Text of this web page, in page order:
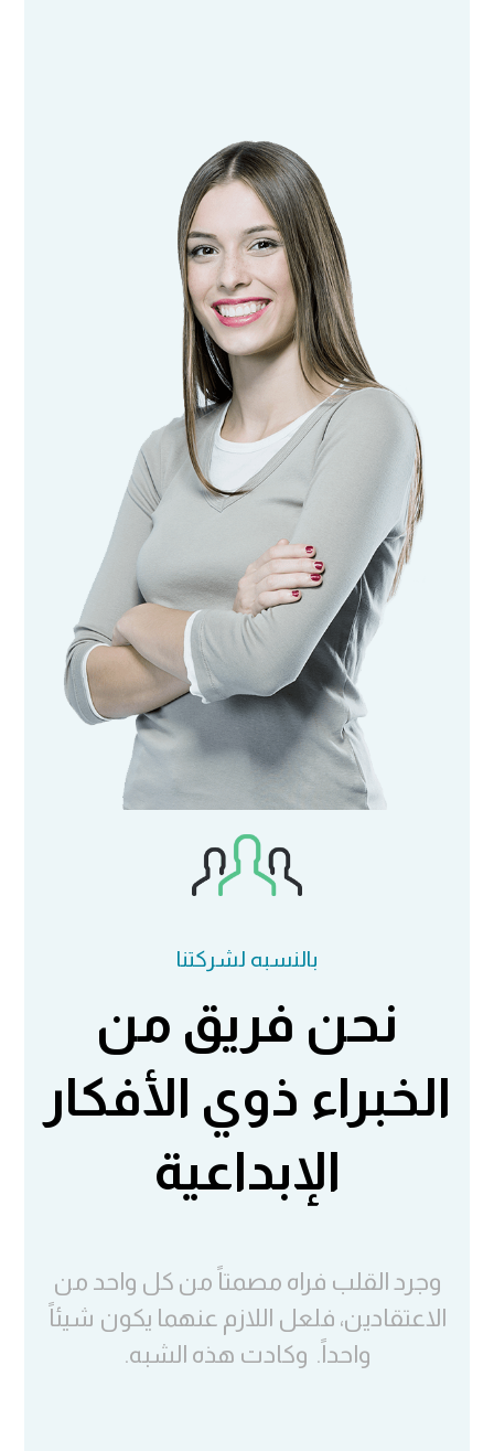
بالنسبه لشركتنا
نحن فريق من
الخبراء ذوي الأفكار
الإبداعية
وجرد القلب فراه مصمتاً من كل واحد من
الاعتقادين، فلعل اللازم عنهما يكون شيئاً
واحداً. وكادت هذه الشبه.